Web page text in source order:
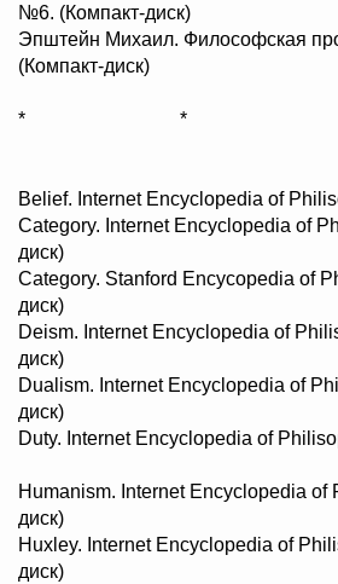
№6. (Компакт-диск)
Эпштейн Михаил. Философская
(Компакт-диск)
* *
Belief. Internet Encyclopedia of
Category. Internet Encyclopedia of
диск)
Category. Stanford Encycopedia of
диск)
Deism. Internet Encyclopedia of
диск)
Dualism. Internet Encyclopedia of
диск)
Duty. Internet Encyclopedia of
Humanism. Internet Encyclopedia of
диск)
Huxley. Internet Encyclopedia of
диск)